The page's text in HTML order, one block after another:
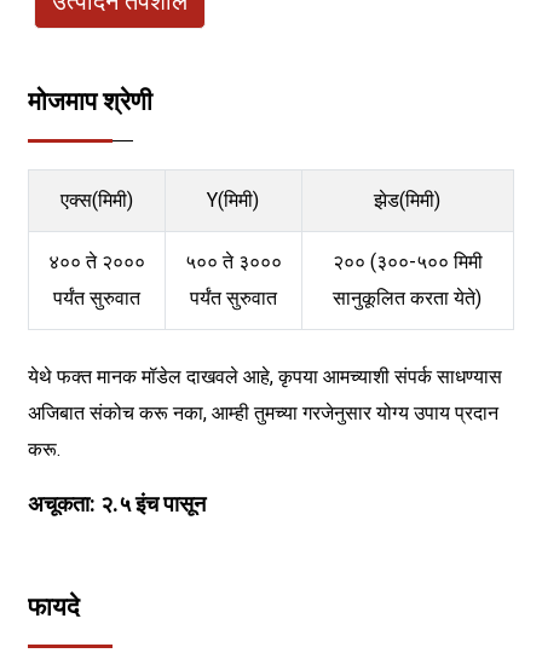
मोजमाप श्रेणी
एक्स(मिमी) Y(मिमी) झेड(मिमी)
४०० ते २०००
पर्यंत सुरुवात
५०० ते ३०००
पर्यंत सुरुवात
२०० (३००-५०० मिमी
सानुकूलित करता येते)
येथे फक्त मानक मॉडेल दाखवले आहे, कृपया आमच्याशी संपर्क साधण्यास
अजिबात संकोच करू नका, आम्ही तुमच्या गरजेनुसार योग्य उपाय प्रदान
करू.
अचूकता: २.५ इंच पासून
फायदे